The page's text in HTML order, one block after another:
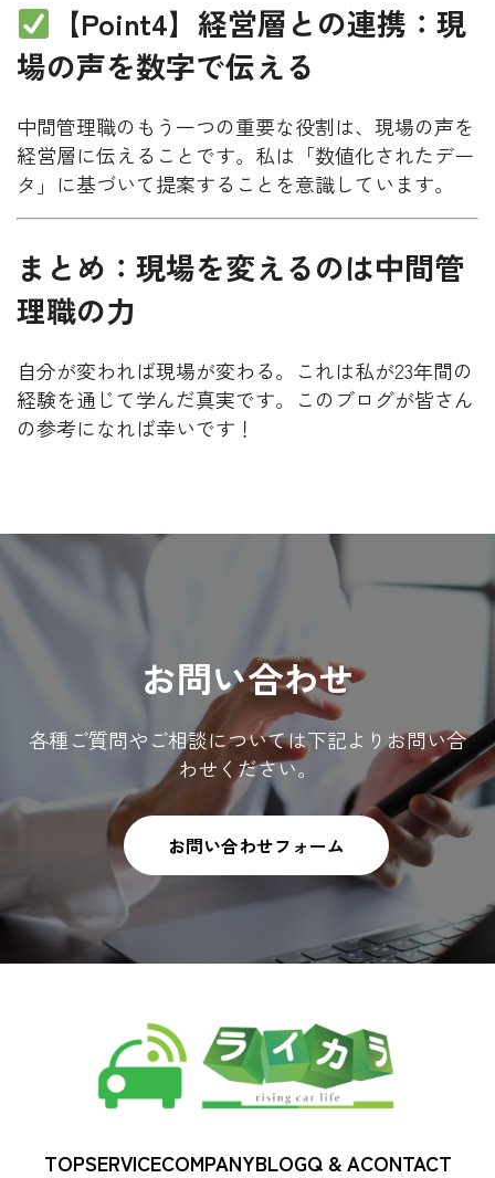
【Point4】経営層との連携：現
場の声を数字で伝える
中間管理職のもう一つの重要な役割は、現場の声を
経営層に伝えることです。私は「数値化されたデー
タ」に基づいて提案することを意識しています。
まとめ：現場を変えるのは中間管
理職の力
自分が変われば現場が変わる。これは私が23年間の
経験を通じて学んだ真実です。このブログが皆さん
の参考になれば幸いです！
お問い合わせ
各種ご質問やご相談については下記よりお問い合
わせください。
お問い合わせフォーム
TOPSERVICECOMPANYBLOGQ & ACONTACT